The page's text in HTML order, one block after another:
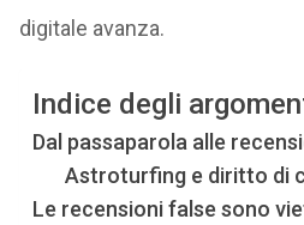
digitale avanza.
Indice degli
Dal passaparola alle
Astroturfing e diritto di
Le recensioni false sono